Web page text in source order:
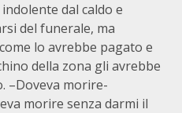
dal caldo e
del funerale, ma
lo avrebbe pagato e
della zona gli avrebbe
–Doveva morire-
morire senza darmi il